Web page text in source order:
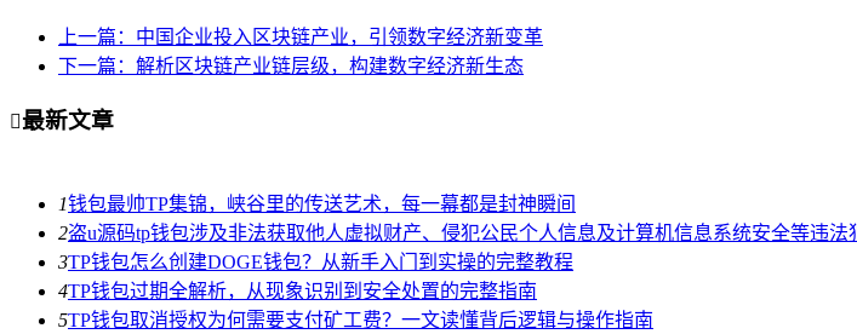
上一篇：中国企业投入区块链产业，引领数字经济新变革
下一篇：解析区块链产业链层级，构建数字经济新生态
最新文章
1钱包最帅TP集锦，峡谷里的传送艺术，每一幕都是封神瞬间
2盗u源码tp钱包涉及非法获取他人虚拟财产、侵犯公民个人信息及计算机信息系统安全等违
3TP钱包怎么创建DOGE钱包？从新手入门到实操的完整教程
4TP钱包过期全解析，从现象识别到安全处置的完整指南
5TP钱包取消授权为何需要支付矿工费？一文读懂背后逻辑与操作指南